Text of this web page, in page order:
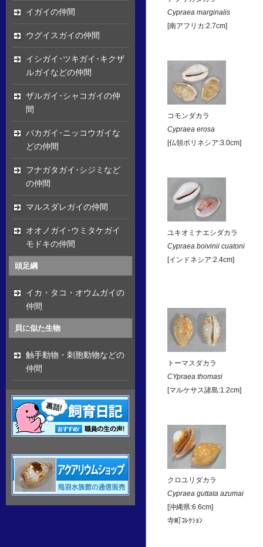
Cypraea marginalis
[南アフリカ:2.7cm]
コモンダカラ
Cypraea erosa
[仏領ポリネシア:3.0cm]
ユキオミナエシダカラ
Cypraea boivinii cuatoni
[インドネシア:2.4cm]
トーマスダカラ
CYpraea thomasi
[マルケサス諸島:1.2cm]
クロユリダカラ
Cypraea guttata azumai
[沖縄県:6.6cm]
寺町ｺﾚｸｼｮﾝ
イガイの仲間
ウグイスガイの仲間
イシガイ･ツキガイ･キクザ
ルガイなどの仲間
ザルガイ･シャコガイの仲
間
バカガイ･ニッコウガイな
どの仲間
フナガタガイ･シジミなど
の仲間
マルスダレガイの仲間
オオノガイ･ウミタケガイ
モドキの仲間
頭足綱
イカ・タコ・オウムガイの
仲間
貝に似た生物
触手動物・刺胞動物などの
仲間